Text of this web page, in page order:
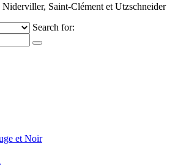
Saint-Clément et Utzschneider
Search for:
et Noir